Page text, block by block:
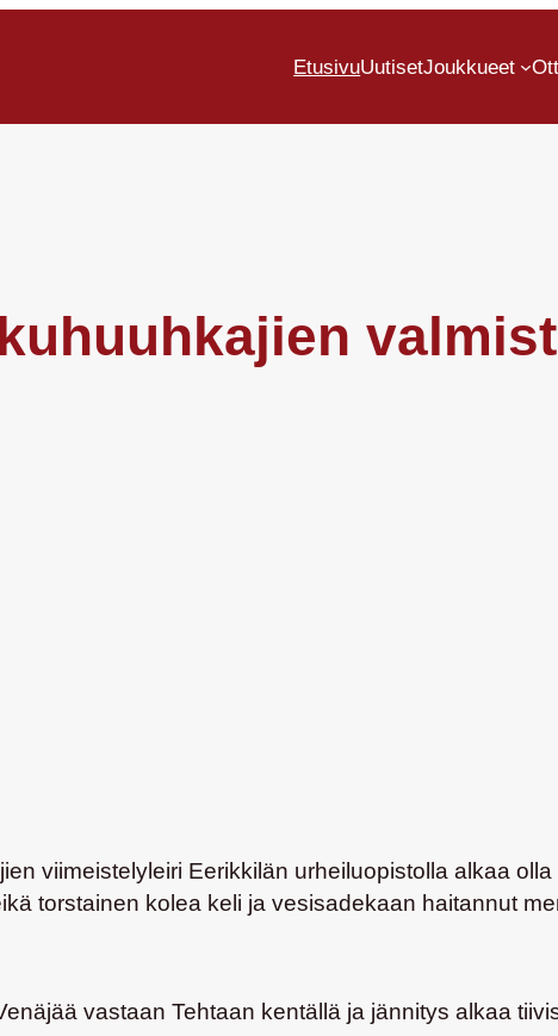
EtusivuUutisetJoukkueet
viimeistelyleiri Eerikkilän urheiluopistolla alkaa
torstainen kolea keli ja vesisadekaan haitannut
vastaan Tehtaan kentällä ja jännitys alkaa